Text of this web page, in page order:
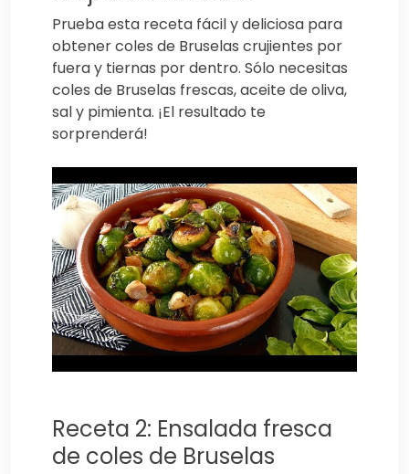
Prueba esta receta fácil y deliciosa para
obtener coles de Bruselas crujientes por
fuera y tiernas por dentro. Sólo necesitas
coles de Bruselas frescas, aceite de oliva,
sal y pimienta. ¡El resultado te
sorprenderá!
Receta 2: Ensalada fresca
de coles de Bruselas